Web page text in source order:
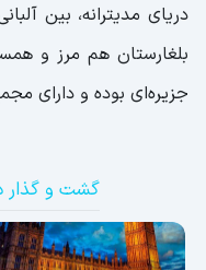
دریای مدیترانه، بین
بلغارستان هم مرز و
جزیره‌ای بوده و دارای مجمع
گشت و گذار